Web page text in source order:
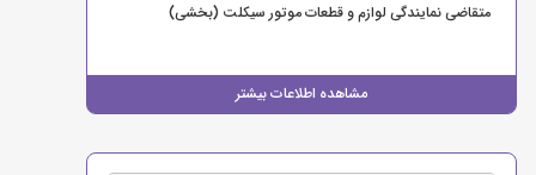
مشاهده اطلاعات بیشتر
متقاضی نمایندگی لوازم و قطعات موتور سیکلت (بخشی)